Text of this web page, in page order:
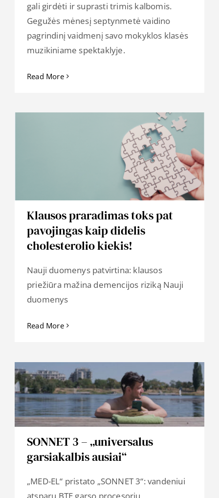
gali girdėti ir suprasti trimis kalbomis.
Gegužės mėnesį septynmetė vaidino
pagrindinį vaidmenį savo mokyklos klasės
muzikiniame spektaklyje.
Read More
Klausos praradimas toks pat
pavojingas kaip didelis
cholesterolio kiekis!
Nauji duomenys patvirtina: klausos
priežiūra mažina demencijos riziką Nauji
duomenys
Read More
SONNET 3 – „universalus
garsiakalbis ausiai“
„MED-EL“ pristato „SONNET 3“: vandeniui
atsparų BTE garso procesorių